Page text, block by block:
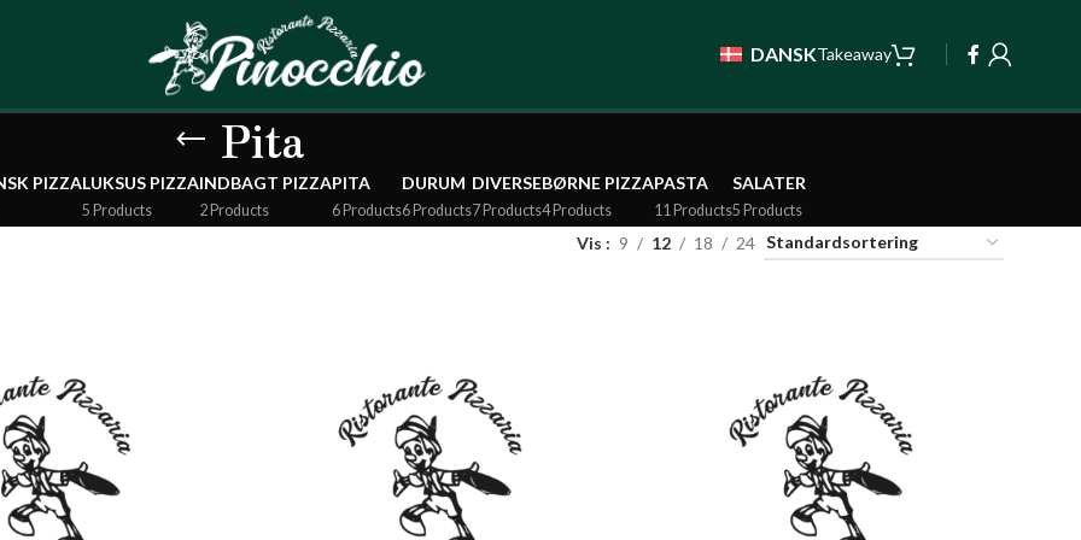
DANSKTakeaway
Pita
PIZZALUKSUS PIZZA
5 Products
INDBAGT PIZZA
2 Products
PITA
6 Products
DURUM
6 Products
DIVERSE
7 Products
BØRNE PIZZA
4 Products
PASTA
11 Products
SALATER
5 Products
Vis 9 12 18 24